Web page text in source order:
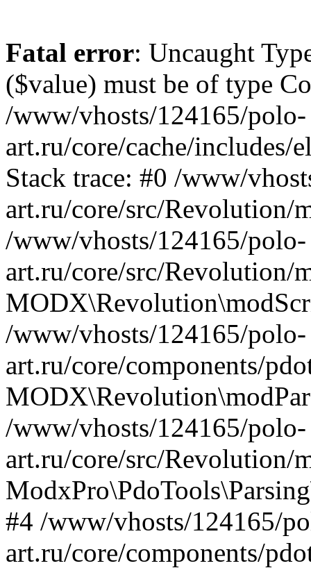
Fatal error: Uncaught
($value) must be of type
/www/vhosts/124165/polo-
art.ru/core/cache/includes/
Stack trace: #0 /www/
art.ru/core/src/Revolution/
/www/vhosts/124165/polo-
art.ru/core/src/Revolution/
/www/vhosts/124165/polo-
art.ru/core/components/
/www/vhosts/124165/polo-
art.ru/core/src/Revolution/
#4 /www/vhosts/124165/
art.ru/core/components/